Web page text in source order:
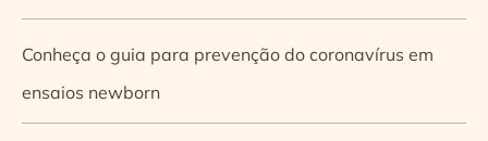
Conheça o guia para prevenção do coronavírus em
ensaios newborn